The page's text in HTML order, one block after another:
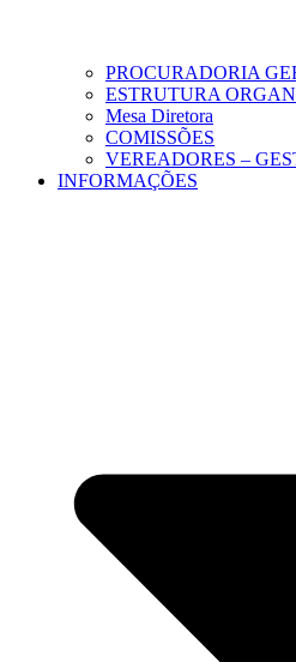
PROCURADORIA
ESTRUTURA
Mesa Diretora
COMISSÕES
VEREADORES –
INFORMAÇÕES